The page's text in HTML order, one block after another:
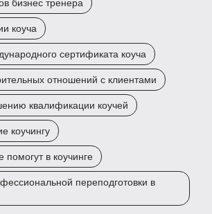
бизнес тренера
коуча
сертификата коуча
отношений с клиентами
квалификации коучей
коучингу
помогут в коучинге
переподготовки в